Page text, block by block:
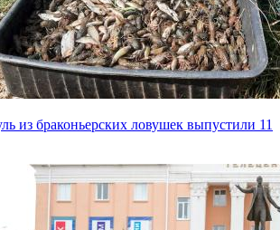
из браконьерских ловушек выпустили 11